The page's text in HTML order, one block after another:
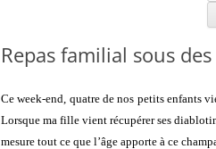
Repas familial sous
Ce week-end, quatre de nos petits enfants
Lorsque ma fille vient récupérer ses
mesure tout ce que l’âge apporte à ce